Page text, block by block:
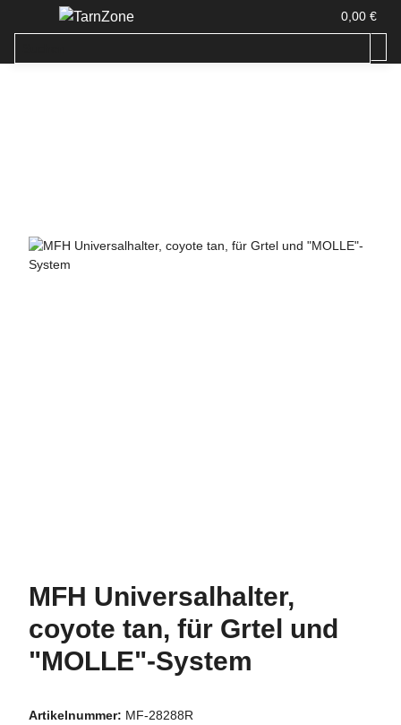
0,00 €
MFH Universalhalter,
coyote tan, für Grtel und
"MOLLE"-System
Artikelnummer: MF-28288R